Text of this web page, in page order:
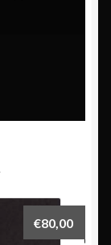
€80,00